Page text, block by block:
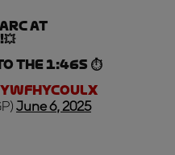
at
the 1:46s ⏱️
June 6, 2025